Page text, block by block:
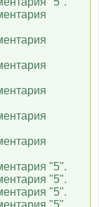
"5".
"5".
"5".
"5".